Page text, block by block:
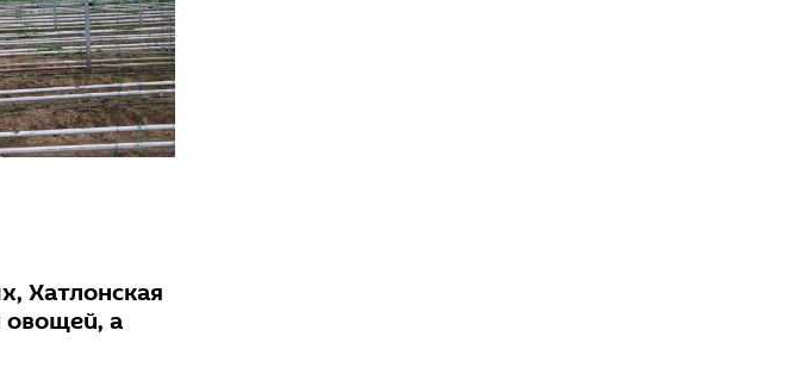
Хатлонская
овощей, а